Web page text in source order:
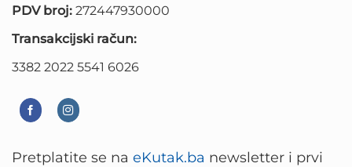
PDV broj: 272447930000
Transakcijski račun:
3382 2022 5541 6026
Pretplatite se na eKutak.ba newsletter i prvi